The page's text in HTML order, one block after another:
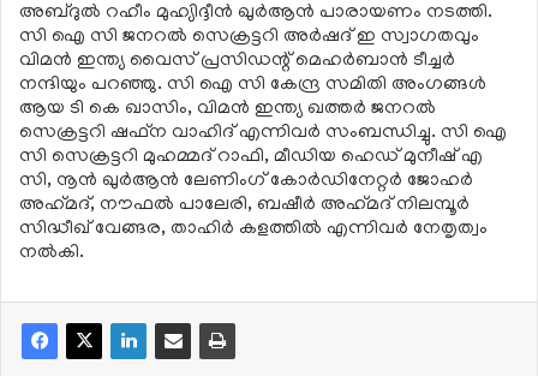
അബ്ദുല്‍ റഹീം മുഹ്യിദ്ദീന്‍ ഖുര്‍ആന്‍ പാരായണം നടത്തി.
സി ഐ സി ജനറല്‍ സെക്രട്ടറി അര്‍ഷദ് ഇ സ്വാഗതവും
വിമന്‍ ഇന്ത്യ വൈസ് പ്രസിഡന്റ് മെഹര്‍ബാന്‍ ടീച്ചര്‍
നന്ദിയും പറഞ്ഞു. സി ഐ സി കേന്ദ്ര സമിതി അംഗങ്ങള്‍
ആയ ടി കെ ഖാസിം, വിമന്‍ ഇന്ത്യ ഖത്തര്‍ ജനറല്‍
സെക്രട്ടറി ഷഫ്ന വാഹിദ് എന്നിവര്‍ സംബന്ധിച്ചു. സി ഐ
സി സെക്രട്ടറി മുഹമ്മദ് റാഫി, മീഡിയ ഹെഡ് മുനീഷ് എ
സി, നൂന്‍ ഖുര്‍ആന്‍ ലേണിംഗ് കോര്‍ഡിനേറ്റര്‍ ജോഹര്‍
അഹ്‌മദ്, നൗഫല്‍ പാലേരി, ബഷീര്‍ അഹ്‌മദ് നിലമ്പൂര്‍
സിദ്ധീഖ് വേങ്ങര, താഹിര്‍ കളത്തില്‍ എന്നിവര്‍ നേതൃത്വം
നല്‍കി.